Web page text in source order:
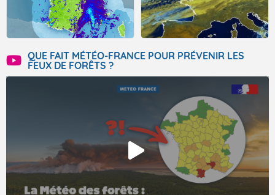
QUE FAIT MÉTÉO-FRANCE POUR PRÉVENIR LES
FEUX DE FORÊTS ?